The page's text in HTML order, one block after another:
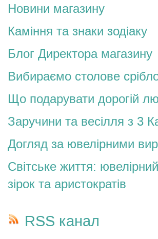
Новини магазину
Каміння та знаки зодіаку
Блог Директора магазину
Вибираємо столове
Що подарувати дорогій
Заручини та весілля з 3
Догляд за ювелірними
Світське життя:
зірок та аристократів
RSS канал